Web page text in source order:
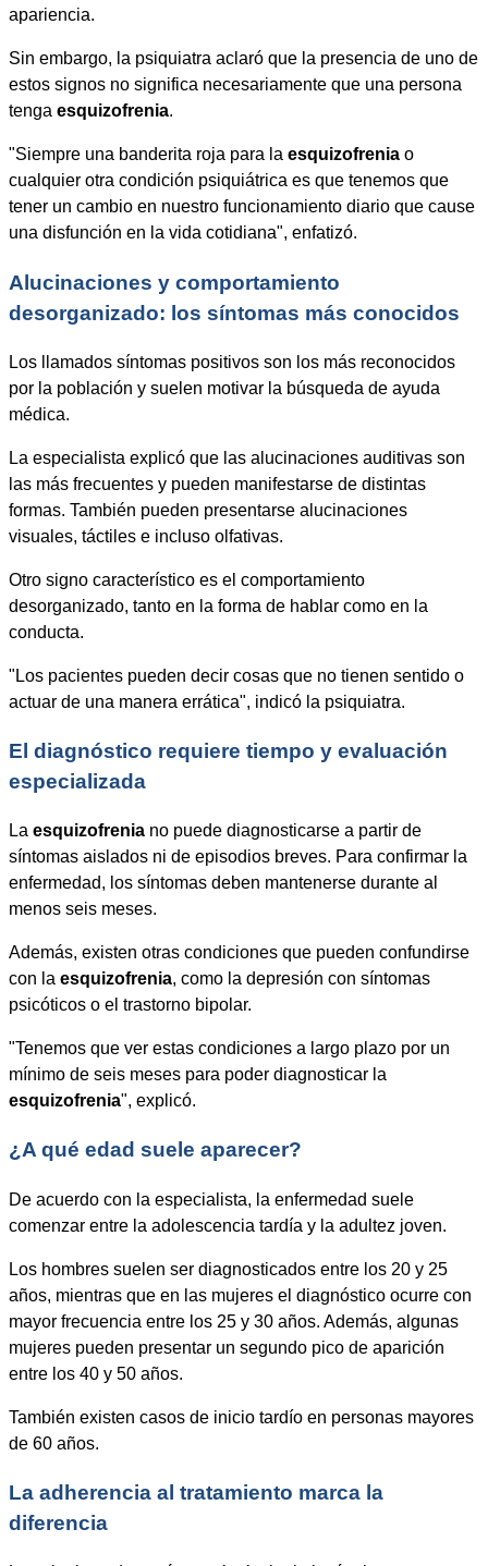
apariencia.
Sin embargo, la psiquiatra aclaró que la presencia de uno de
estos signos no significa necesariamente que una persona
tenga esquizofrenia.
"Siempre una banderita roja para la esquizofrenia o
cualquier otra condición psiquiátrica es que tenemos que
tener un cambio en nuestro funcionamiento diario que cause
una disfunción en la vida cotidiana", enfatizó.
Alucinaciones y comportamiento
desorganizado: los síntomas más conocidos
Los llamados síntomas positivos son los más reconocidos
por la población y suelen motivar la búsqueda de ayuda
médica.
La especialista explicó que las alucinaciones auditivas son
las más frecuentes y pueden manifestarse de distintas
formas. También pueden presentarse alucinaciones
visuales, táctiles e incluso olfativas.
Otro signo característico es el comportamiento
desorganizado, tanto en la forma de hablar como en la
conducta.
"Los pacientes pueden decir cosas que no tienen sentido o
actuar de una manera errática", indicó la psiquiatra.
El diagnóstico requiere tiempo y evaluación
especializada
La esquizofrenia no puede diagnosticarse a partir de
síntomas aislados ni de episodios breves. Para confirmar la
enfermedad, los síntomas deben mantenerse durante al
menos seis meses.
Además, existen otras condiciones que pueden confundirse
con la esquizofrenia, como la depresión con síntomas
psicóticos o el trastorno bipolar.
"Tenemos que ver estas condiciones a largo plazo por un
mínimo de seis meses para poder diagnosticar la
esquizofrenia", explicó.
¿A qué edad suele aparecer?
De acuerdo con la especialista, la enfermedad suele
comenzar entre la adolescencia tardía y la adultez joven.
Los hombres suelen ser diagnosticados entre los 20 y 25
años, mientras que en las mujeres el diagnóstico ocurre con
mayor frecuencia entre los 25 y 30 años. Además, algunas
mujeres pueden presentar un segundo pico de aparición
entre los 40 y 50 años.
También existen casos de inicio tardío en personas mayores
de 60 años.
La adherencia al tratamiento marca la
diferencia